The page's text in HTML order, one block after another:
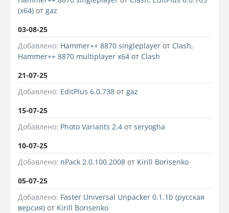
(x64) от gaz
03-08-25
Добавлено: Hammer++ 8870 singleplayer от Clash,
Hammer++ 8870 multiplayer x64 от Clash
21-07-25
Добавлено: EditPlus 6.0.738 от gaz
15-07-25
Добавлено: Photo Variants 2.4 от seryogha
10-07-25
Добавлено: nPack 2.0.100.2008 от Kirill Borisenko
05-07-25
Добавлено: Faster Universal Unpacker 0.1.1b (русская
версия) от Kirill Borisenko